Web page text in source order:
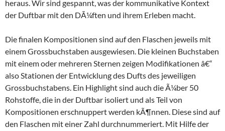
heraus. Wir sind gespannt, was der kommunikative Kontext
der Duftbar mit den DÃ¼ften und ihrem Erleben macht.
Die finalen Kompositionen sind auf den Flaschen jeweils mit
einem Grossbuchstaben ausgewiesen. Die kleinen Buchstaben
mit einem oder mehreren Sternen zeigen Modifikationen â€“
also Stationen der Entwicklung des Dufts des jeweiligen
Grossbuchstabens. Ein Highlight sind auch die Ã¼ber 50
Rohstoffe, die in der Duftbar isoliert und als Teil von
Kompositionen erschnuppert werden kÃ¶nnen. Diese sind auf
den Flaschen mit einer Zahl durchnummeriert. Mit Hilfe der